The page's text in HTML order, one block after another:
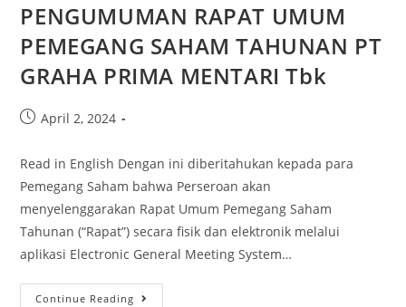
PENGUMUMAN RAPAT UMUM
PEMEGANG SAHAM TAHUNAN PT
GRAHA PRIMA MENTARI Tbk
April 2, 2024
Read in English Dengan ini diberitahukan kepada para
Pemegang Saham bahwa Perseroan akan
menyelenggarakan Rapat Umum Pemegang Saham
Tahunan (“Rapat”) secara fisik dan elektronik melalui
aplikasi Electronic General Meeting System…
Continue Reading